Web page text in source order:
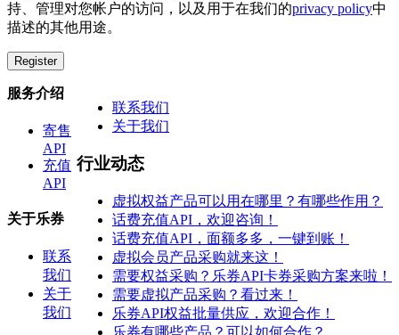
持、管理对您帐户的访问，以及用于在我们的privacy policy中
描述的其他用途。
Register
联系我们
关于我们
行业动态
虚拟权益产品可以用在哪里？有哪些作用？
话费充值API，欢迎咨询！
话费充值API，面额多多，一键到账！
虚拟会员产品采购就来这！
需要权益采购？乐券API卡券采购方案来啦！
需要虚拟产品采购？看过来！
乐券API权益批量供应，欢迎合作！
乐券有哪些产品？可以如何合作？
服务介绍
寄售
API
充值
API
关于乐券
联系
我们
关于
我们